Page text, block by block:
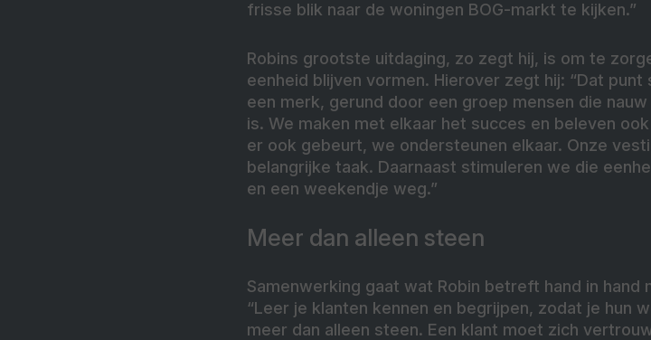
frisse blik naar de woningen BOG-markt te kijken.”
Robins grootste uitdaging, zo zegt hij, is om te
eenheid blijven vormen. Hierover zegt hij: “Dat
een merk, gerund door een groep mensen die
is. We maken met elkaar het succes en beleven
er ook gebeurt, we ondersteunen elkaar. Onze
belangrijke taak. Daarnaast stimuleren we die
en een weekendje weg.”
Meer dan alleen steen
Samenwerking gaat wat Robin betreft hand in
“Leer je klanten kennen en begrijpen, zodat je hun
meer dan alleen steen. Een klant moet zich